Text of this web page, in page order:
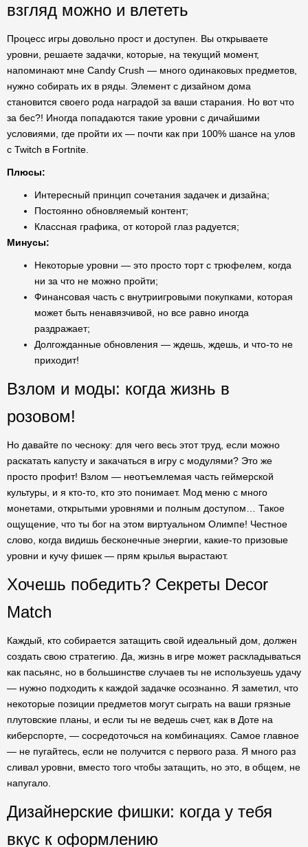
взгляд можно и влететь
Процесс игры довольно прост и доступен. Вы открываете
уровни, решаете задачки, которые, на текущий момент,
напоминают мне Candy Crush — много одинаковых предметов,
нужно собирать их в ряды. Элемент с дизайном дома
становится своего рода наградой за ваши старания. Но вот что
за бес?! Иногда попадаются такие уровни с дичайшими
условиями, где пройти их — почти как при 100% шансе на улов
с Twitch в Fortnite.
Плюсы:
Интересный принцип сочетания задачек и дизайна;
Постоянно обновляемый контент;
Классная графика, от которой глаз радуется;
Минусы:
Некоторые уровни — это просто торт с трюфелем, когда
ни за что не можно пройти;
Финансовая часть с внутриигровыми покупками, которая
может быть ненавязчивой, но все равно иногда
раздражает;
Долгожданные обновления — ждешь, ждешь, и что-то не
приходит!
Взлом и моды: когда жизнь в
розовом!
Но давайте по чесноку: для чего весь этот труд, если можно
раскатать капусту и закачаться в игру с модулями? Это же
просто профит! Взлом — неотъемлемая часть геймерской
культуры, и я кто-то, кто это понимает. Мод меню с много
монетами, открытыми уровнями и полным доступом… Такое
ощущение, что ты бог на этом виртуальном Олимпе! Честное
слово, когда видишь бесконечные энергии, какие-то призовые
уровни и кучу фишек — прям крылья вырастают.
Хочешь победить? Секреты Decor
Match
Каждый, кто собирается затащить свой идеальный дом, должен
создать свою стратегию. Да, жизнь в игре может раскладываться
как пасьянс, но в большинстве случаев ты не используешь удачу
— нужно подходить к каждой задачке осознанно. Я заметил, что
некоторые позиции предметов могут сыграть на ваши грязные
плутовские планы, и если ты не ведешь счет, как в Доте на
киберспорте, — сосредоточься на комбинациях. Самое главное
— не пугайтесь, если не получится с первого раза. Я много раз
сливал уровни, вместо того чтобы затащить, но это, в общем, не
напугало.
Дизайнерские фишки: когда у тебя
вкус к оформлению